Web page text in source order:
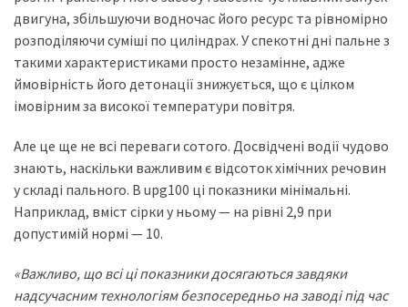
двигуна, збільшуючи водночас його ресурс та рівномірно
розподіляючи суміші по циліндрах. У спекотні дні пальне з
такими характеристиками просто незамінне, адже
ймовірність його детонації знижується, що є цілком
імовірним за високої температури повітря.
Але це ще не всі переваги сотого. Досвідчені водії чудово
знають, наскільки важливим є відсоток хімічних речовин
у складі пального. В upg100 ці показники мінімальні.
Наприклад, вміст сірки у ньому — на рівні 2,9 при
допустимій нормі — 10.
«Важливо, що всі ці показники досягаються завдяки
надсучасним технологіям безпосередньо на заводі під час